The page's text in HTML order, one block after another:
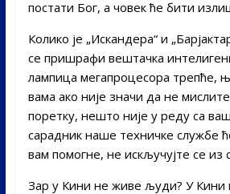
постати Бог, а човек ће бити
Колико је „Искандера“ и
се пришрафи вештачка
лампица мегапроцесора трепће,
вама ако није значи да не
поретку, нешто није у реду са
сарадник наше техничке службе
вам помогне, не искључујте се из
Зар у Кини не живе људи? У Кини